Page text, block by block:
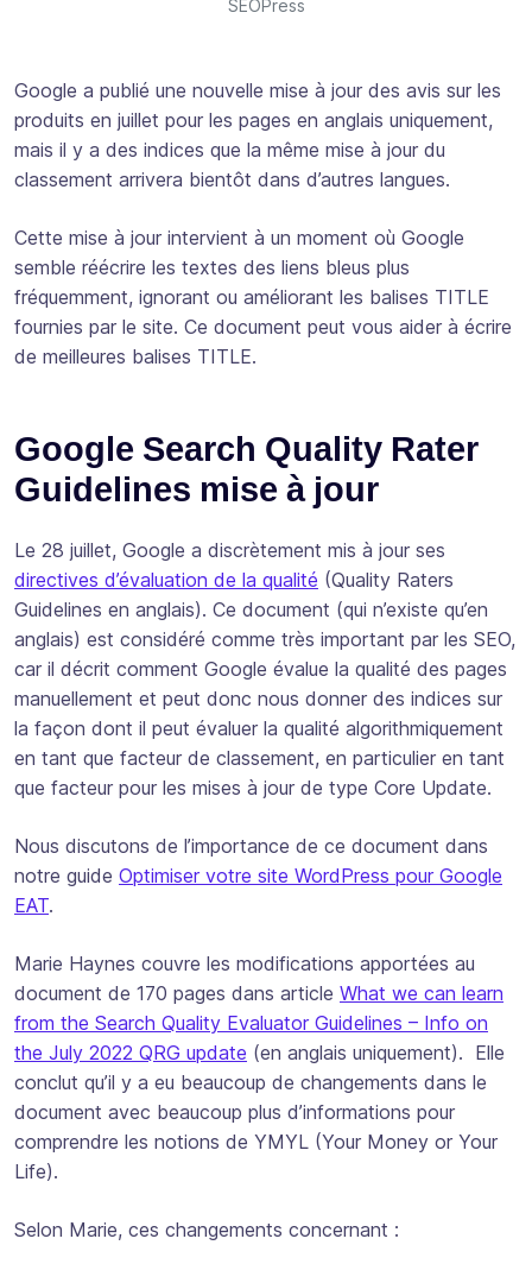
SEOPress
Google a publié une nouvelle mise à jour des avis sur les
produits en juillet pour les pages en anglais uniquement,
mais il y a des indices que la même mise à jour du
classement arrivera bientôt dans d’autres langues.
Cette mise à jour intervient à un moment où Google
semble réécrire les textes des liens bleus plus
fréquemment, ignorant ou améliorant les balises TITLE
fournies par le site. Ce document peut vous aider à écrire
de meilleures balises TITLE.
Google Search Quality Rater
Guidelines mise à jour
Le 28 juillet, Google a discrètement mis à jour ses
directives d’évaluation de la qualité (Quality Raters
Guidelines en anglais). Ce document (qui n’existe qu’en
anglais) est considéré comme très important par les SEO,
car il décrit comment Google évalue la qualité des pages
manuellement et peut donc nous donner des indices sur
la façon dont il peut évaluer la qualité algorithmiquement
en tant que facteur de classement, en particulier en tant
que facteur pour les mises à jour de type Core Update.
Nous discutons de l’importance de ce document dans
notre guide Optimiser votre site WordPress pour Google
EAT.
Marie Haynes couvre les modifications apportées au
document de 170 pages dans article What we can learn
from the Search Quality Evaluator Guidelines – Info on
the July 2022 QRG update (en anglais uniquement). Elle
conclut qu’il y a eu beaucoup de changements dans le
document avec beaucoup plus d’informations pour
comprendre les notions de YMYL (Your Money or Your
Life).
Selon Marie, ces changements concernant :